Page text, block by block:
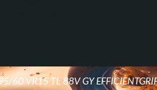
60 VR15 TL 88V GY